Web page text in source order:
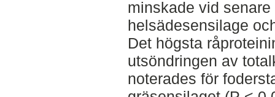
minskade vid
helsädesensilage
Det högsta
utsöndringen av
noterades för